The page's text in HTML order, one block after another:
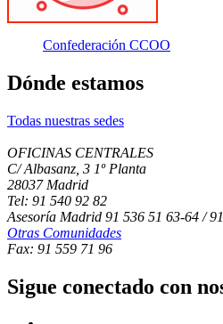
Confederación CCOO
Dónde estamos
Todas nuestras sedes
OFICINAS CENTRALES
C/ Albasanz, 3 1º Planta
28037 Madrid
Tel: 91 540 92 82
Asesoría Madrid 91 536 51 63-64 /
Otras Comunidades
Fax: 91 559 71 96
Sigue conectado con